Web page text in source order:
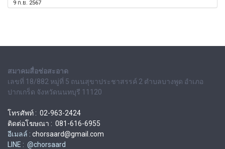
9 ก.ย. 2567
สมาคมสื่อช่อสะอาด
เลขที่ 18/882 หมู่ที่ 5 ถนนสุขาประชาสรรค์ 2 ตำบลบางพูด อำเภอ
ปากเกร็ด จังหวัดนนทบุรี 11120
โทรศัพท์ : 02-963-2424
ติดต่อโฆษณา : 081-616-6955
อีเมลล์ : chorsaard@gmail.com
LINE : @chorsaard